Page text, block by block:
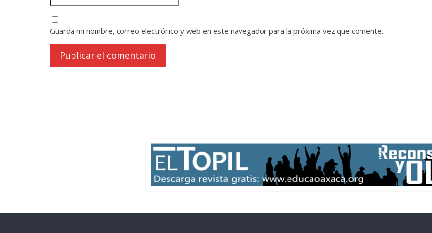
Guarda mi nombre, correo electrónico y web en este navegador para la próxima vez que comente.